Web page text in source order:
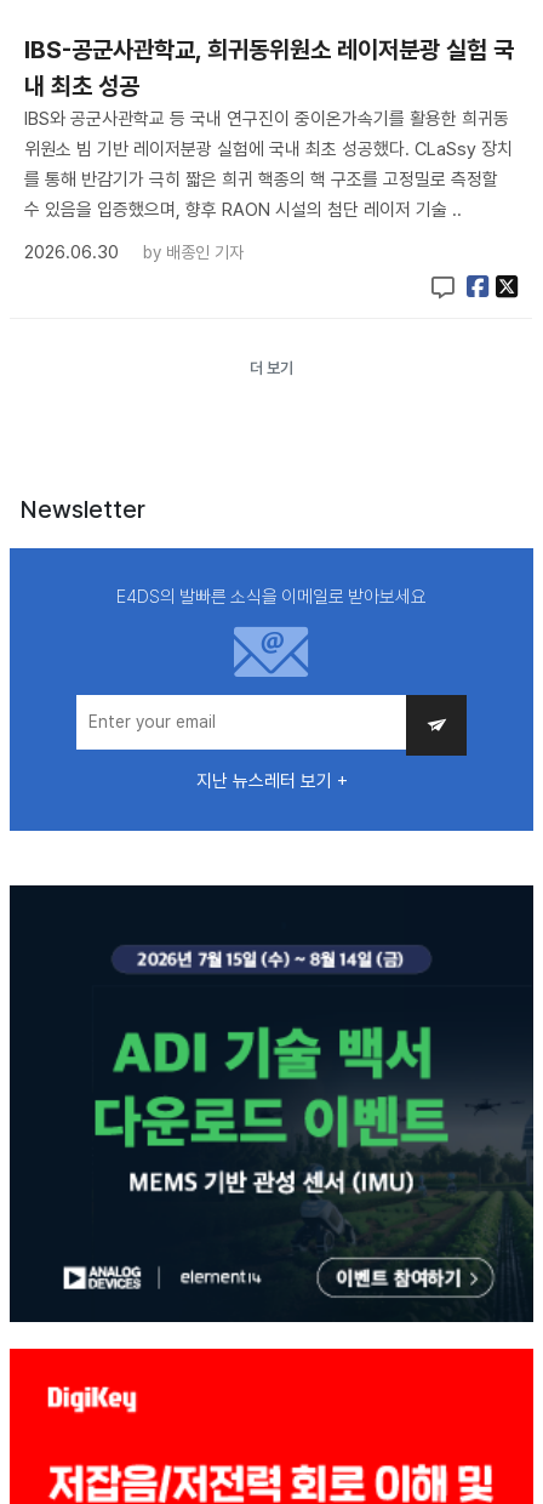
IBS-공군사관학교, 희귀동위원소 레이저분광 실험 국
내 최초 성공
IBS와 공군사관학교 등 국내 연구진이 중이온가속기를 활용한 희귀동
위원소 빔 기반 레이저분광 실험에 국내 최초 성공했다. CLaSsy 장치
를 통해 반감기가 극히 짧은 희귀 핵종의 핵 구조를 고정밀로 측정할
수 있음을 입증했으며, 향후 RAON 시설의 첨단 레이저 기술 ..
2026.06.30
by 배종인 기자
더 보기
Newsletter
E4DS의 발빠른 소식을 이메일로 받아보세요
지난 뉴스레터 보기 +